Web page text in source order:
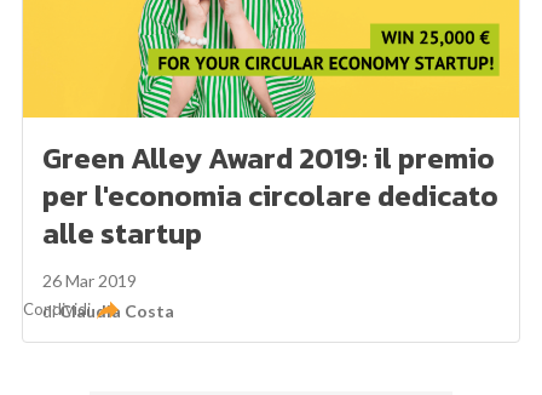
Green Alley Award 2019: il premio
per l'economia circolare dedicato
alle startup
26 Mar 2019
diClaudia Costa
Condividi